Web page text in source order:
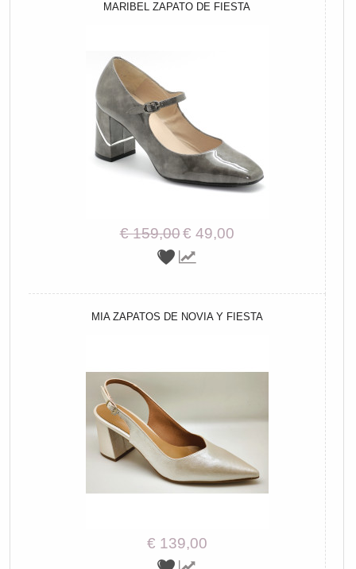
MARIBEL ZAPATO DE FIESTA
€ 159,00€ 49,00
MIA ZAPATOS DE NOVIA Y FIESTA
€ 139,00